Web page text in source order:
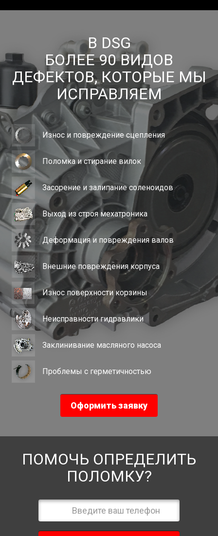
В DSG
БОЛЕЕ 90 ВИДОВ
ДЕФЕКТОВ, КОТОРЫЕ МЫ
ИСПРАВЛЯЕМ
Износ и повреждение сцепления
Поломка и стирание вилок
Засорение и залипание соленоидов
Выход из строя мехатроника
Деформация и повреждения валов
Внешние повреждения корпуса
Износ поверхности корзины
Неисправности гидравлики
Заклинивание масляного насоса
Проблемы с герметичностью
Оформить заявку
ПОМОЧЬ ОПРЕДЕЛИТЬ
ПОЛОМКУ?